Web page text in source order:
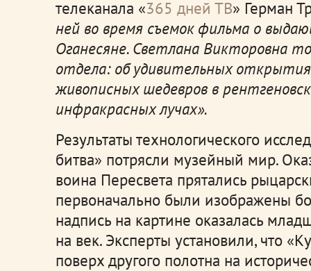
телеканала «365 дней ТВ» Герман
ней во время съемок фильма о
Оганесяне. Светлана Викторовна
отдела: об удивительных
живописных шедевров в
инфракрасных лучах».
Результаты технологического
битва» потрясли музейный мир.
воина Пересвета прятались
первоначально были изображены
надпись на картине оказалась
на век. Эксперты установили, что
поверх другого полотна на